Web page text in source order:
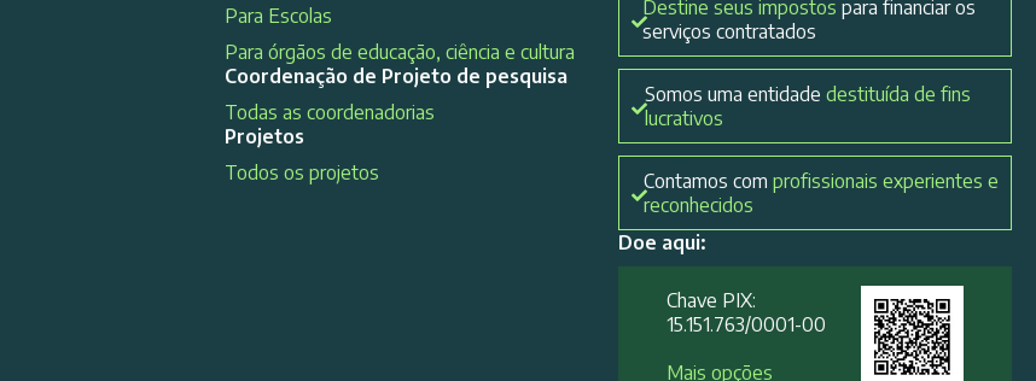
Para Escolas
Para órgãos de educação, ciência e cultura
Coordenação de Projeto de pesquisa
Todas as coordenadorias
Projetos
Todos os projetos
Destine seus impostos para financiar os
serviços contratados
Somos uma entidadedestituída de fins
lucrativos
Contamos com profissionais experientes e
reconhecidos
Doe aqui:
Chave PIX:
15.151.763/0001-00​
Mais opções